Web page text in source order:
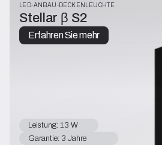
LED-ANBAU-DECKENLEUCHTE
Stellar β S2
Erfahren Sie mehr
Leistung: 13 W
Garantie: 3 Jahre